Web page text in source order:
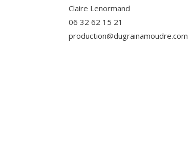
Claire Lenormand
06 32 62 15 21
production@dugrainamoudre.com